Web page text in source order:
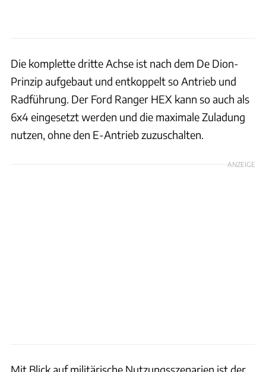
Die komplette dritte Achse ist nach dem De Dion-
Prinzip aufgebaut und entkoppelt so Antrieb und
Radführung. Der Ford Ranger HEX kann so auch als
6x4 eingesetzt werden und die maximale Zuladung
nutzen, ohne den E-Antrieb zuzuschalten.
ANZEIGE
Mit Blick auf militärische Nutzungsszenarien ist der